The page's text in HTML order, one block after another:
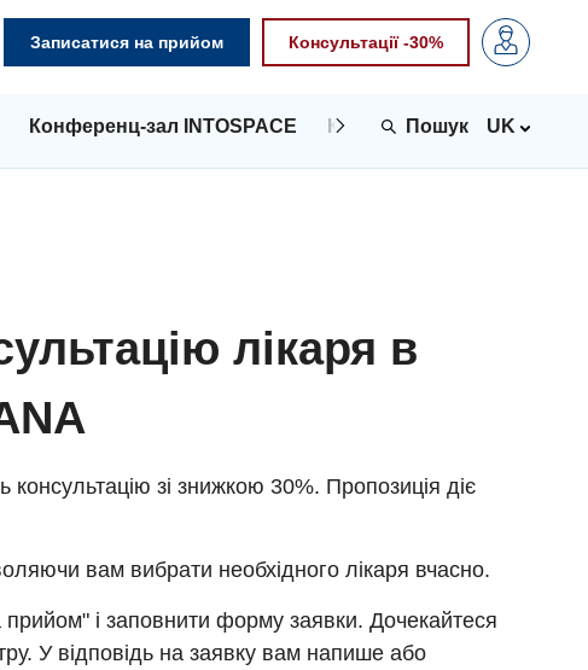
Записатися на прийом Консультації -30%
Конференц-зал INTOSPACE Контакти UK
лікаря в
консультацію зі знижкою 30%. Пропозиція діє
вам вибрати необхідного лікаря вчасно.
і заповнити форму заявки. Дочекайтеся
У відповідь на заявку вам напише або